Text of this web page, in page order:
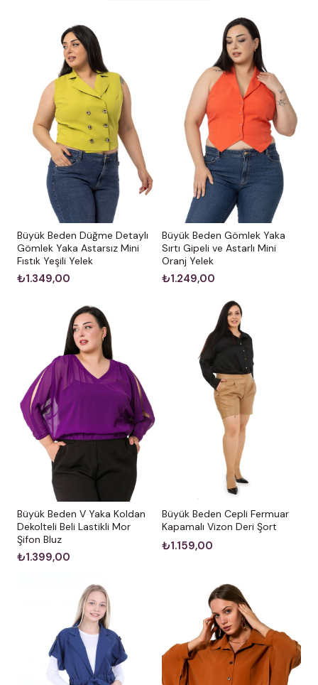
Büyük Beden Düğme Detaylı
Gömlek Yaka Astarsız Mini
Fıstık Yeşili Yelek
₺1.349,00
Büyük Beden Gömlek Yaka
Sırtı Gipeli ve Astarlı Mini
Oranj Yelek
₺1.249,00
Büyük Beden V Yaka Koldan
Dekolteli Beli Lastikli Mor
Şifon Bluz
₺1.399,00
Büyük Beden Cepli Fermuar
Kapamalı Vizon Deri Şort
₺1.159,00